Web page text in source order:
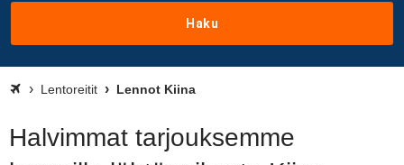
Haku
Lentoreitit Lennot Kiina
Halvimmat tarjouksemme